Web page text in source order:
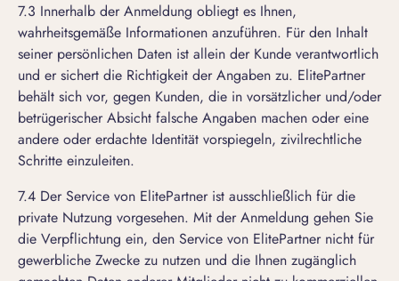
7.3 Innerhalb der Anmeldung obliegt es Ihnen,
wahrheitsgemäße Informationen anzuführen. Für den Inhalt
seiner persönlichen Daten ist allein der Kunde verantwortlich
und er sichert die Richtigkeit der Angaben zu. ElitePartner
behält sich vor, gegen Kunden, die in vorsätzlicher und/oder
betrügerischer Absicht falsche Angaben machen oder eine
andere oder erdachte Identität vorspiegeln, zivilrechtliche
Schritte einzuleiten.
7.4 Der Service von ElitePartner ist ausschließlich für die
private Nutzung vorgesehen. Mit der Anmeldung gehen Sie
die Verpflichtung ein, den Service von ElitePartner nicht für
gewerbliche Zwecke zu nutzen und die Ihnen zugänglich